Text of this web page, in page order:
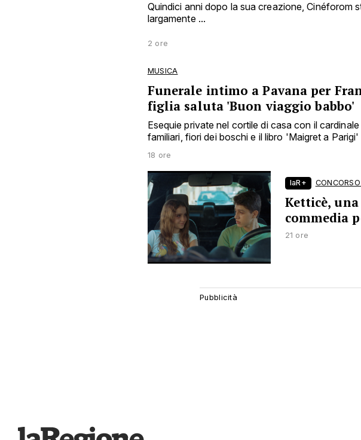
Quindici anni dopo la sua creazione, Cinéforom
largamente ...
2 ore
MUSICA
Funerale intimo a Pavana per
figlia saluta 'Buon viaggio babbo'
Esequie private nel cortile di casa con il
familiari, fiori dei boschi e il libro 'Maigret a
18 ore
laR+
Ketticè,
commedia
21 ore